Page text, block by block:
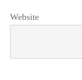
Website